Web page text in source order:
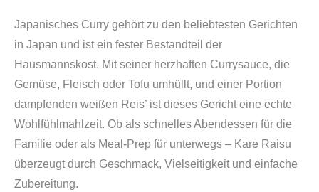
Japanisches Curry gehört zu den beliebtesten Gerichten
in Japan und ist ein fester Bestandteil der
Hausmannskost. Mit seiner herzhaften Currysauce, die
Gemüse, Fleisch oder Tofu umhüllt, und einer Portion
dampfenden weißen Reis’ ist dieses Gericht eine echte
Wohlfühlmahlzeit. Ob als schnelles Abendessen für die
Familie oder als Meal-Prep für unterwegs – Kare Raisu
überzeugt durch Geschmack, Vielseitigkeit und einfache
Zubereitung.